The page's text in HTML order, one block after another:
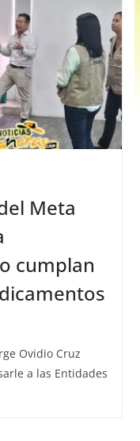
Meta
cumplan
Ovidio Cruz
a las Entidades